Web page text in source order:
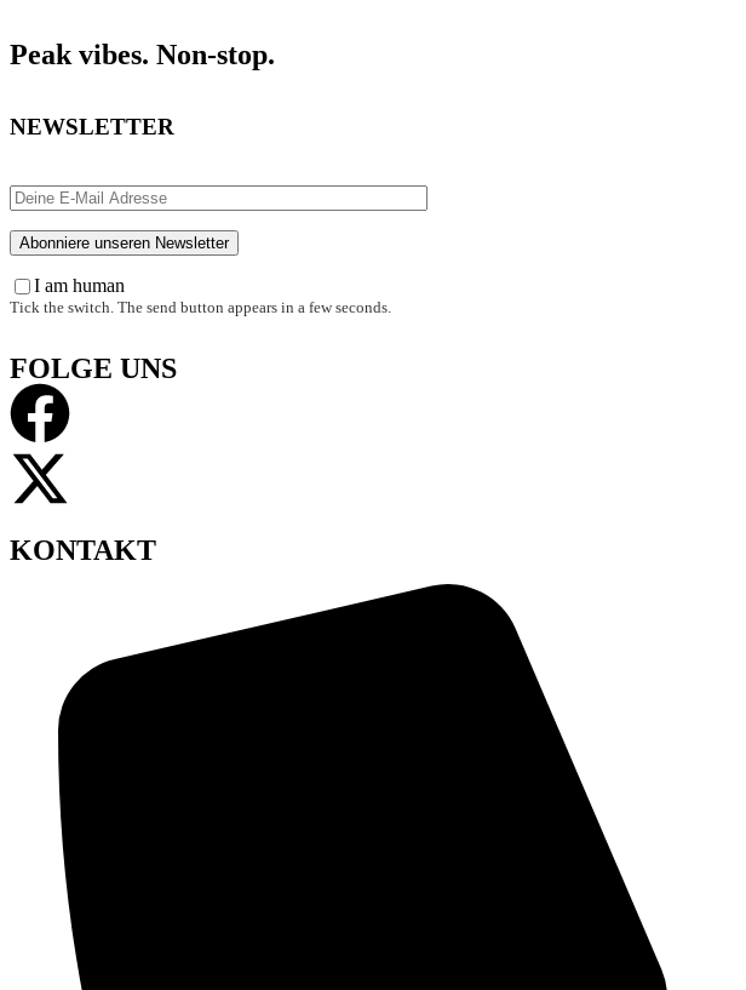
Peak vibes. Non-stop.
NEWSLETTER
I am human
Tick the switch. The send button appears in a few seconds.
FOLGE UNS
KONTAKT